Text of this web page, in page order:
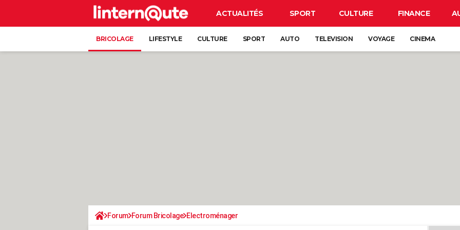
ACTUALITÉS SPORT CULTURE FINANCE
BRICOLAGE LIFESTYLE CULTURE SPORT AUTO TELEVISION VOYAGE CINEMA
Forum Forum Bricolage Electroménager